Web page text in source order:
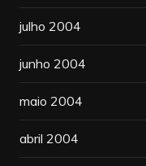
julho 2004
junho 2004
maio 2004
abril 2004